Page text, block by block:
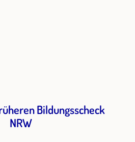
Bildungsscheck
NRW